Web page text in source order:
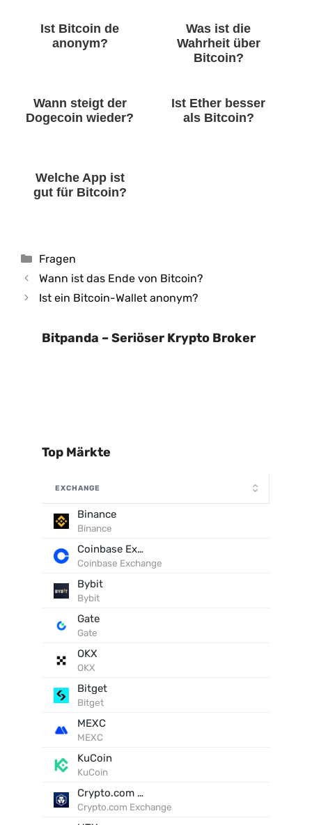
Ist Bitcoin de
anonym?
Was ist die
Wahrheit über
Bitcoin?
Wann steigt der
Dogecoin wieder?
Ist Ether besser
als Bitcoin?
Welche App ist
gut für Bitcoin?
Kategorien
Fragen
Wann ist das Ende von Bitcoin?
Ist ein Bitcoin-Wallet anonym?
Bitpanda – Seriöser Krypto Broker
Top Märkte
EXCHANGE
Binance
Binance
Coinbase Exchange
Coinbase Exchange
Bybit
Bybit
Gate
Gate
OKX
OKX
Bitget
Bitget
MEXC
MEXC
KuCoin
KuCoin
Crypto.com Exchange
Crypto.com Exchange